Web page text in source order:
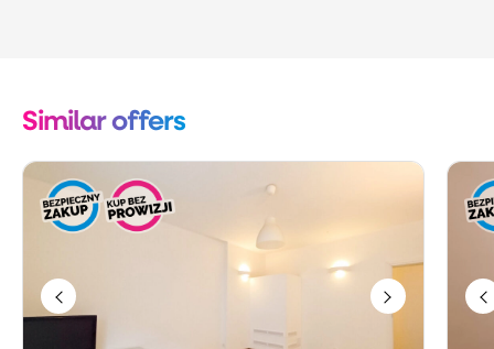
Similar offers